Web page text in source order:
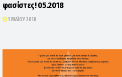
φασίστες! 05.2018
1 ΜΑΪ́ΟΥ 2018